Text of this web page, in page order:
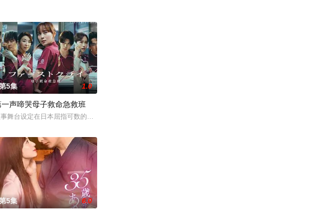
描绘了她们推动护士注册制度、设立派出
故事讲述曾从外地来到憧憬的东京的三位女性，在面对恋爱、工作、家庭等方面不如意的现实时，在“35
5集 1.0
一声啼哭母子救命急救班
舞台设定在日本屈指可数的顶级豪华医院“圣菲奥娜医院”。少子化、医生短缺、地方产科接连关闭……在令
5集 6.0